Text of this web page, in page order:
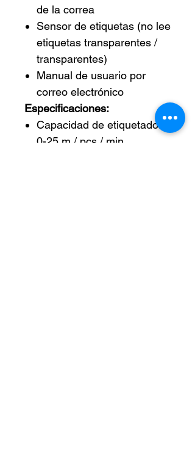
de la correa
Sensor de etiquetas (no lee
etiquetas transparentes /
transparentes)
Manual de usuario por
correo electrónico
Especificaciones:
Capacidad de etiquetado:
0-25 m / pcs / min